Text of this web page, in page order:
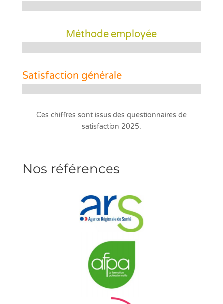
Méthode employée
Satisfaction générale
Ces chiffres sont issus des questionnaires de
satisfaction 2025.
Nos références